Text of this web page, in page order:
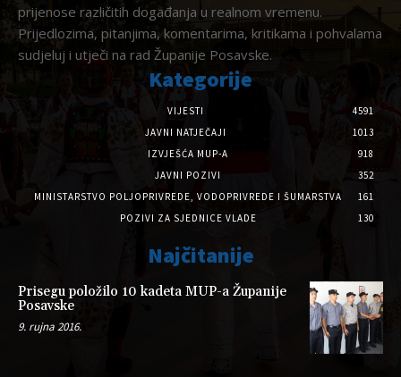
prijenose različitih događanja u realnom vremenu.
Prijedlozima, pitanjima, komentarima, kritikama i pohvalama
sudjeluj i utječi na rad Županije Posavske.
Kategorije
VIJESTI
4591
JAVNI NATJEČAJI
1013
IZVJEŠĆA MUP-A
918
JAVNI POZIVI
352
MINISTARSTVO POLJOPRIVREDE, VODOPRIVREDE I ŠUMARSTVA
161
POZIVI ZA SJEDNICE VLADE
130
Najčitanije
Prisegu položilo 10 kadeta MUP-a Županije
Posavske
9. rujna 2016.